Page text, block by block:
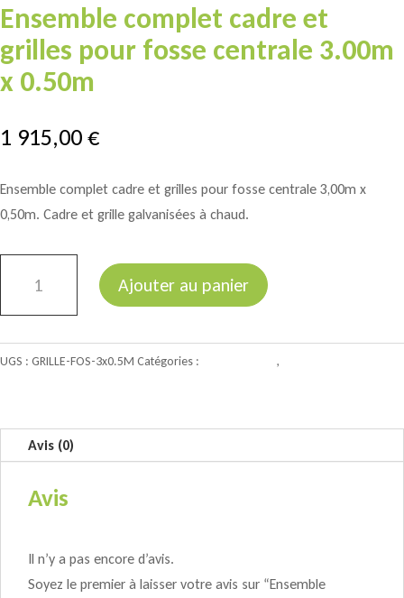
Ensemble complet cadre et
grilles pour fosse centrale 3.00m
x 0.50m
1 915,00€
Ensemble complet cadre et grilles pour fosse centrale 3,00m x
0,50m. Cadre et grille galvanisées à chaud.
Ensemble
complet
cadre
centrale
0.50m
Ajouter au panier
UGS : GRILLE-FOS-3x0.5M Catégories : ,
Avis (0)
Avis
Il n’y a pas encore d’avis.
Soyez le premier à laisser votre avis sur “Ensemble